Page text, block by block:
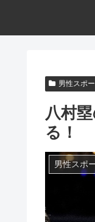
男性スポ
八村
る！
男性スポ